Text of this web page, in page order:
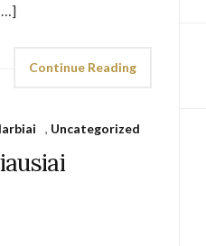
Continue Reading
, Uncategorized